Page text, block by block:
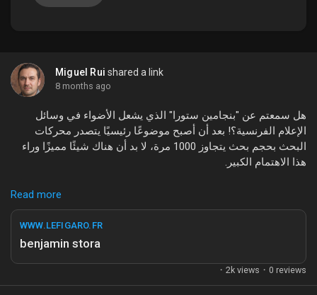
My Groups
Discover Pages
Liked Pages
Miguel Rui shared a link
8 months ago
هل سمعتم عن "بنجامين ستورا" الذي يشعل الأضواء في وسائل
الإعلام الفرنسية؟! بعد أن أصبح موضوعًا رئيسيًا يتصدر محركات
البحث بحجم بحث يتجاوز 1000 مرة، لا بد أن هناك شيئًا مميزًا وراء
هذا الاهتمام الكبير.
تقرير جديد نشره موقع "Le Figaro" الفرنسي يتناول الدور البارز
لبنجامين ستورا، المؤرخ المعروف، في مناقشة المسائل التاريخية
المتعلقة بالاستعمار الفرنسي في الجزائر. يسلط التقرير الضوء على
تأثير أعماله على النقاشات الحالية حول الهوية الوطنية والتاريخ، مما
والعربي.
Read more
WWW.LEFIGARO.FR
benjamin stora
· 2k views · 0 reviews